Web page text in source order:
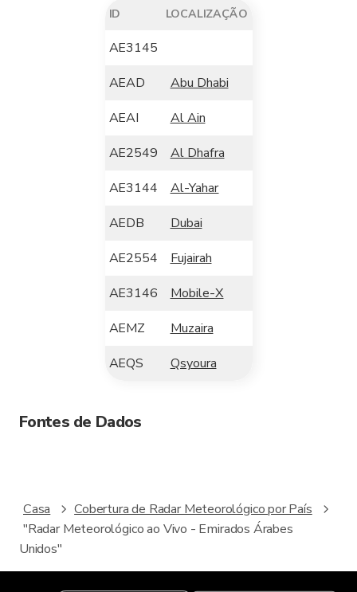
ID LOCALIZAÇÃO
AE3145
AEAD
Abu Dhabi
AEAI
Al Ain
AE2549
Al Dhafra
AE3144
Al-Yahar
AEDB
Dubai
AE2554
Fujairah
AE3146
Mobile-X
AEMZ
Muzaira
AEQS
Qsyoura
Fontes de Dados
Casa
Cobertura de Radar Meteorológico por País
"Radar Meteorológico ao Vivo - Emirados Árabes
Unidos"